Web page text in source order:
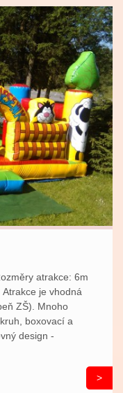
atrakce: 6m
je vhodná
ZŠ). Mnoho
boxovací a
design -
>